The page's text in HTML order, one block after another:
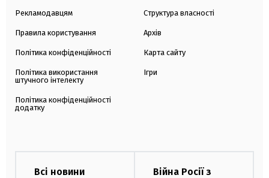
Рекламодавцям
Правила користування
Політика конфіденційності
Політика використання
штучного інтелекту
Політика конфіденційності
додатку
Структура власності
Архів
Карта сайту
Ігри
Всі новини
Війна Росії з